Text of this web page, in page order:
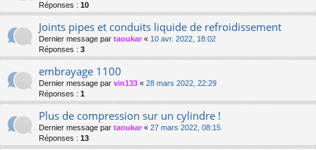
Réponses : 10
Joints pipes et conduits liquide de refroidissement
Dernier message par taoukar « 10 avr. 2022, 18:02
Réponses : 3
embrayage 1100
Dernier message par vin133 « 28 mars 2022, 22:29
Réponses : 1
Plus de compression sur un cylindre !
Dernier message par taoukar « 27 mars 2022, 08:15
Réponses : 13